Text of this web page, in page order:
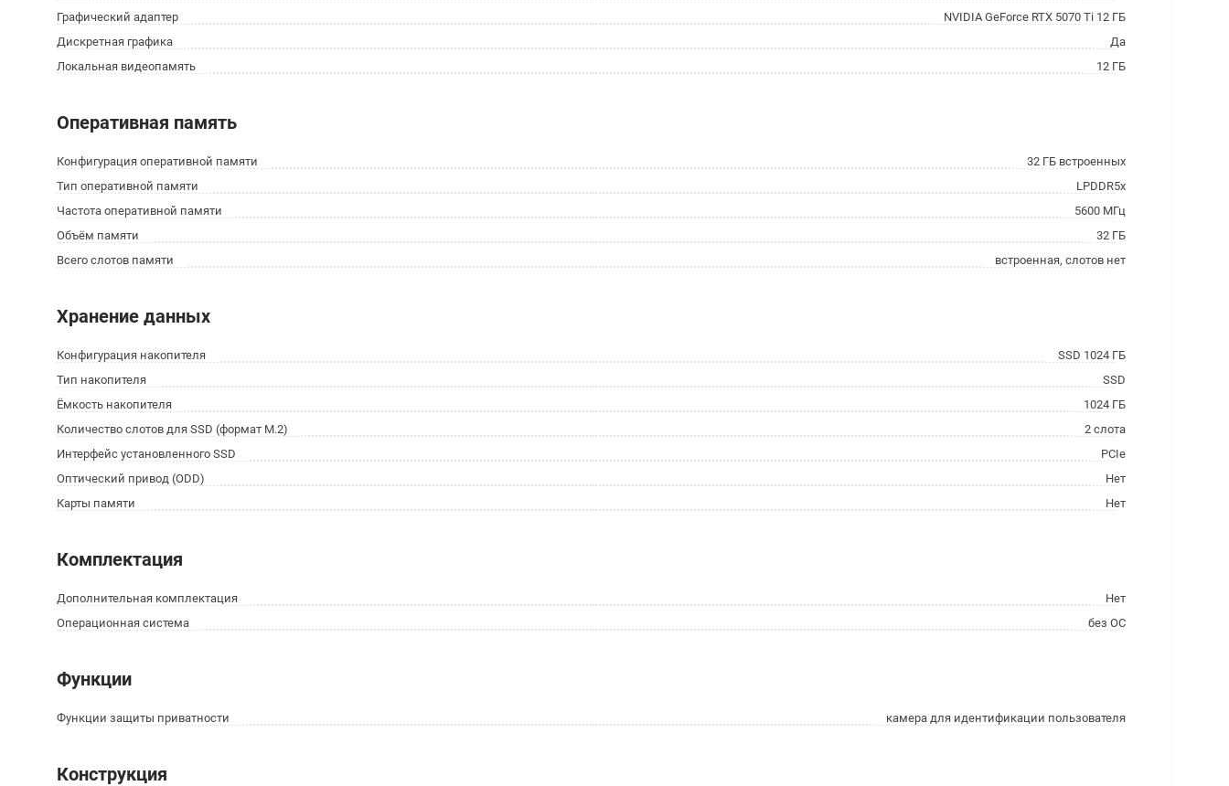
Графический адаптер
NVIDIA GeForce RTX 5070 Ti 12 ГБ
Дискретная графика
Да
Локальная видеопамять
12 ГБ
Оперативная память
Конфигурация оперативной памяти
32 ГБ встроенных
Тип оперативной памяти
LPDDR5x
Частота оперативной памяти
5600 МГц
Объём памяти
32 ГБ
Всего слотов памяти
встроенная, слотов нет
Хранение данных
Конфигурация накопителя
SSD 1024 ГБ
Тип накопителя
SSD
Ёмкость накопителя
1024 ГБ
Количество слотов для SSD (формат M.2)
2 слота
Интерфейс установленного SSD
PCIe
Оптический привод (ODD)
Нет
Карты памяти
Нет
Комплектация
Дополнительная комплектация
Нет
Операционная система
без ОС
Функции
Функции защиты приватности камера для идентификации пользователя
Конструкция